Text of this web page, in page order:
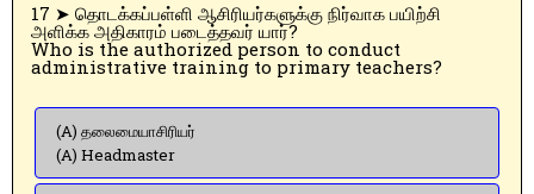
17 ➤ தொடக்கப்பள்ளி ஆசிரியர்களுக்கு நிர்வாக பயிற்சி
அளிக்க அதிகாரம் படைத்தவர் யார்?
Who is the authorized person to conduct
administrative training to primary teachers?
(A) தலைமையாசிரியர்
(A) Headmaster